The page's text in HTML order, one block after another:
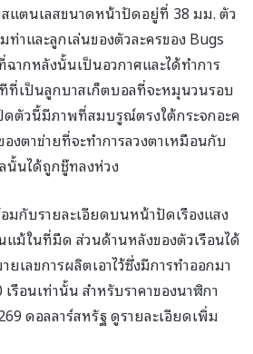
แตนเลสขนาดหน้าปัดอยู่ที่ 38 มม. ตัว
าและลูกเล่นของตัวละครของ Bugs
ากหลังนั้นเป็นอวกาศและได้ทำการ
ที่เป็นลูกบาสเก็ตบอลที่จะหมุนวนรอบ
ตัวนี้มีภาพที่สมบรูณ์ตรงใต้กระจกอะค
งตาข่ายที่จะทำการลวงตาเหมือนกับ
นั้นได้ถูกชู๊ทลงห่วง
มกับรายละเอียดบนหน้าปัดเรืองแสง
แม้ในที่มืด ส่วนด้านหลังของตัวเรือนได้
ยเลขการผลิตเอาไว้ซึ่งมีการทำออกมา
รือนเท่านั้น สำหรับราคาของนาฬิกา
ดอลลาร์สหรัฐ ดูรายละเอียดเพิ่ม